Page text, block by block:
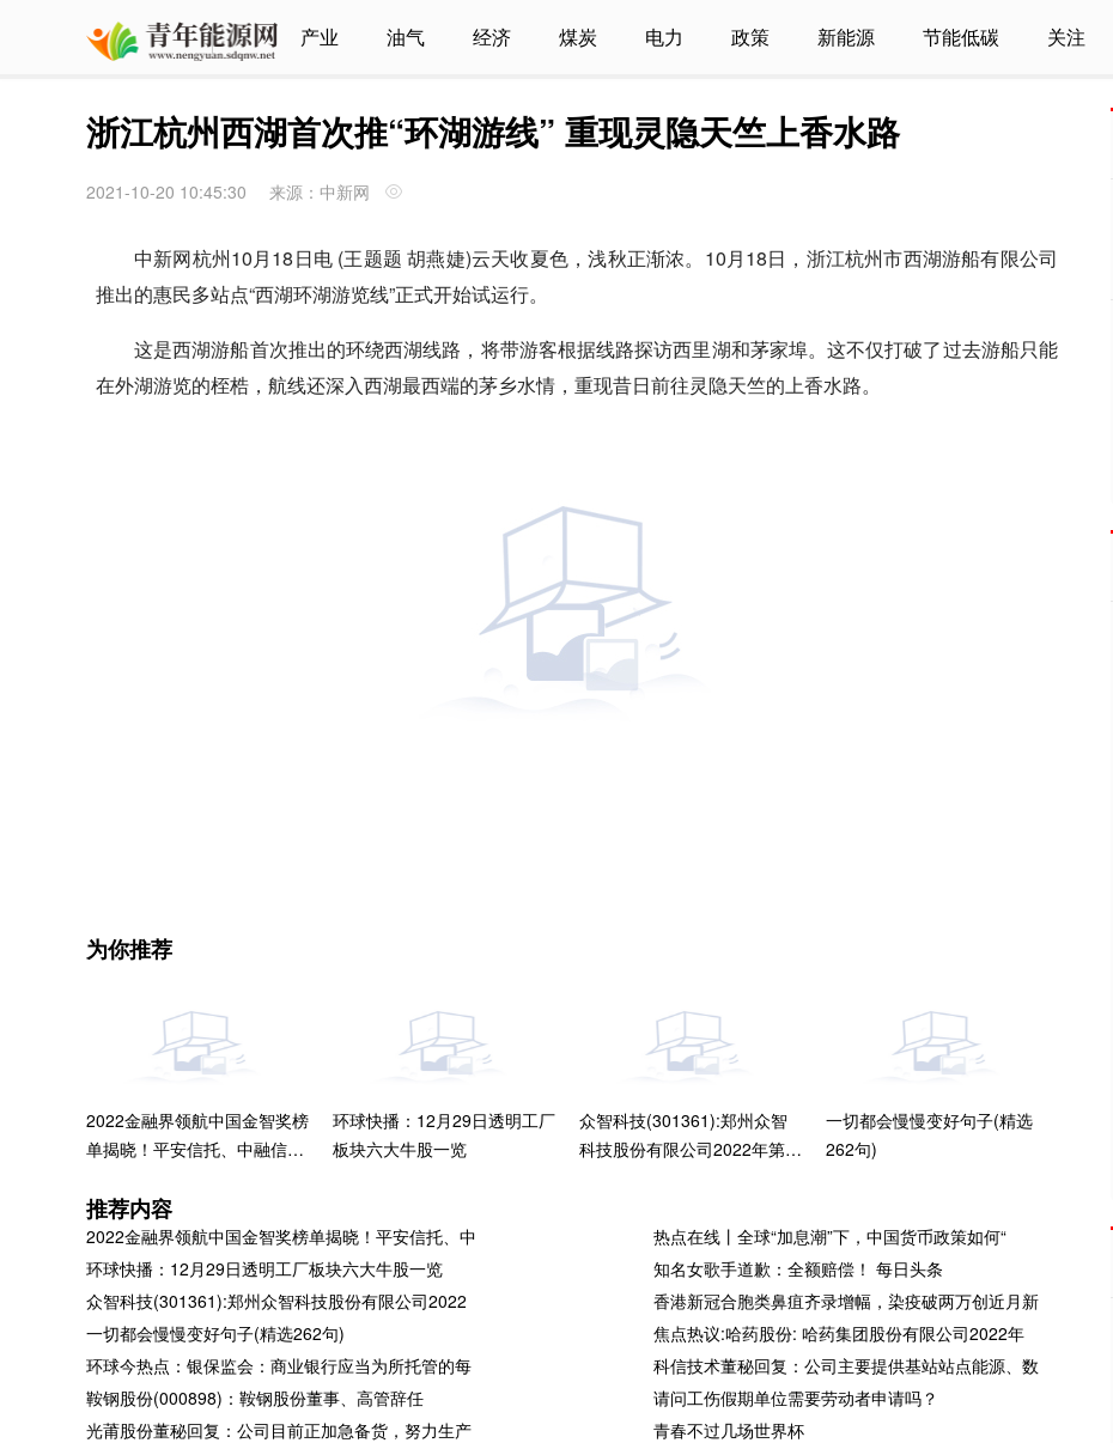
产业 油气 经济 煤炭 电力 政策 新能源 节能低碳 关注
浙江杭州西湖首次推“环湖游线” 重现灵隐天竺上香水路
2021-10-20 10:45:30 来源：中新网
中新网杭州10月18日电 (王题题 胡燕婕)云天收夏色，浅秋正渐浓。10月18日，浙江杭州市西湖游船有限公司
推出的惠民多站点“西湖环湖游览线”正式开始试运行。
这是西湖游船首次推出的环绕西湖线路，将带游客根据线路探访西里湖和茅家埠。这不仅打破了过去游船只能
在外湖游览的桎梏，航线还深入西湖最西端的茅乡水情，重现昔日前往灵隐天竺的上香水路。
为你推荐
2022金融界领航中国金智奖榜
单揭晓！平安信托、中融信托
奖”
环球快播：12月29日透明工厂
板块六大牛股一览
众智科技(301361):郑州众智
科技股份有限公司2022年第二
一切都会慢慢变好句子(精选
262句)
环球今热点：银保监会：商业
银行应当为所托管的每只产品
单独建账、单独核算
董事、高管辞任
正加急备货，努力生产，争取
早日满足消费者的需求|天天视
吗
推荐内容
2022金融界领航中国金智奖榜单揭晓！平安信托、中
环球快播：12月29日透明工厂板块六大牛股一览
众智科技(301361):郑州众智科技股份有限公司2022
一切都会慢慢变好句子(精选262句)
环球今热点：银保监会：商业银行应当为所托管的每
鞍钢股份(000898)：鞍钢股份董事、高管辞任
光莆股份董秘回复：公司目前正加急备货，努力生产
热点在线丨全球“加息潮”下，中国货币政策如何“
知名女歌手道歉：全额赔偿！ 每日头条
香港新冠合胞类鼻疽齐录增幅，染疫破两万创近月新
焦点热议:哈药股份: 哈药集团股份有限公司2022年
科信技术董秘回复：公司主要提供基站站点能源、数
请问工伤假期单位需要劳动者申请吗？
青春不过几场世界杯